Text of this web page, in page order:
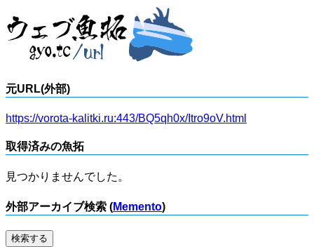
元URL(外部)
https://vorota-kalitki.ru:443/BQ5qh0x/Itro9oV.html
取得済みの魚拓
見つかりませんでした。
外部アーカイブ検索 (Memento)
検索する